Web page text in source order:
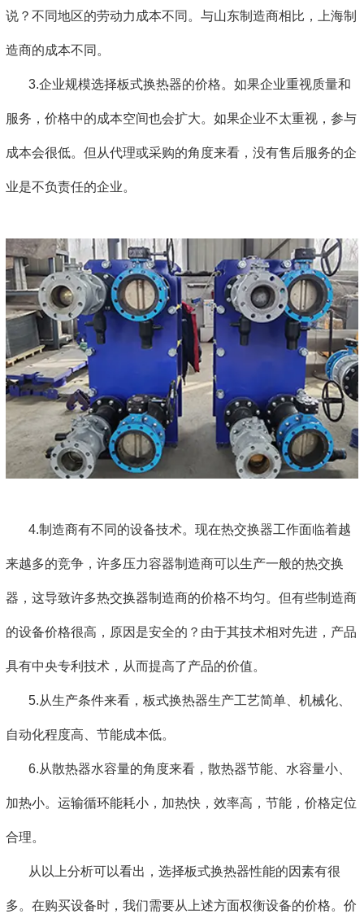
说？不同地区的劳动力成本不同。与山东制造商相比，上海制
造商的成本不同。
3.企业规模选择板式换热器的价格。如果企业重视质量和
服务，价格中的成本空间也会扩大。如果企业不太重视，参与
成本会很低。但从代理或采购的角度来看，没有售后服务的企
业是不负责任的企业。
4.制造商有不同的设备技术。现在热交换器工作面临着越
来越多的竞争，许多压力容器制造商可以生产一般的热交换
器，这导致许多热交换器制造商的价格不均匀。但有些制造商
的设备价格很高，原因是安全的？由于其技术相对先进，产品
具有中央专利技术，从而提高了产品的价值。
5.从生产条件来看，板式换热器生产工艺简单、机械化、
自动化程度高、节能成本低。
6.从散热器水容量的角度来看，散热器节能、水容量小、
加热小。运输循环能耗小，加热快，效率高，节能，价格定位
合理。
从以上分析可以看出，选择板式换热器性能的因素有很
多。在购买设备时，我们需要从上述方面权衡设备的价格。价